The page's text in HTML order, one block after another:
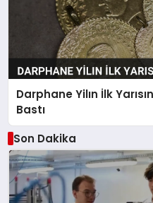
Darphane Yilın İlk
Bastı
Son Dakika